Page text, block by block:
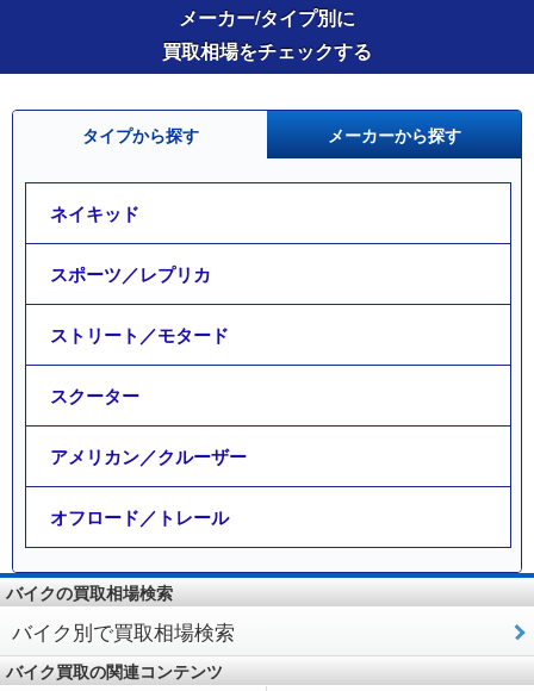
メーカー/タイプ別に
買取相場をチェックする
タイプから探す メーカーから探す
ネイキッド
スポーツ／レプリカ
ストリート／モタード
スクーター
アメリカン／クルーザー
オフロード／トレール
バイクの買取相場検索
バイク別で買取相場検索
バイク買取の関連コンテンツ